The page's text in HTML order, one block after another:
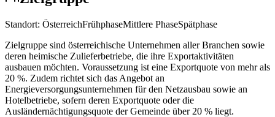
Standort: ÖsterreichFrühphaseMittlere PhaseSpätphase
Zielgruppe sind österreichische Unternehmen aller Branchen sowie
deren heimische Zulieferbetriebe, die ihre Exportaktivitäten
ausbauen möchten. Voraussetzung ist eine Exportquote von mehr als
20 %. Zudem richtet sich das Angebot an
Energieversorgungsunternehmen für den Netzausbau sowie an
Hotelbetriebe, sofern deren Exportquote oder die
Ausländernächtigungsquote der Gemeinde über 20 % liegt.